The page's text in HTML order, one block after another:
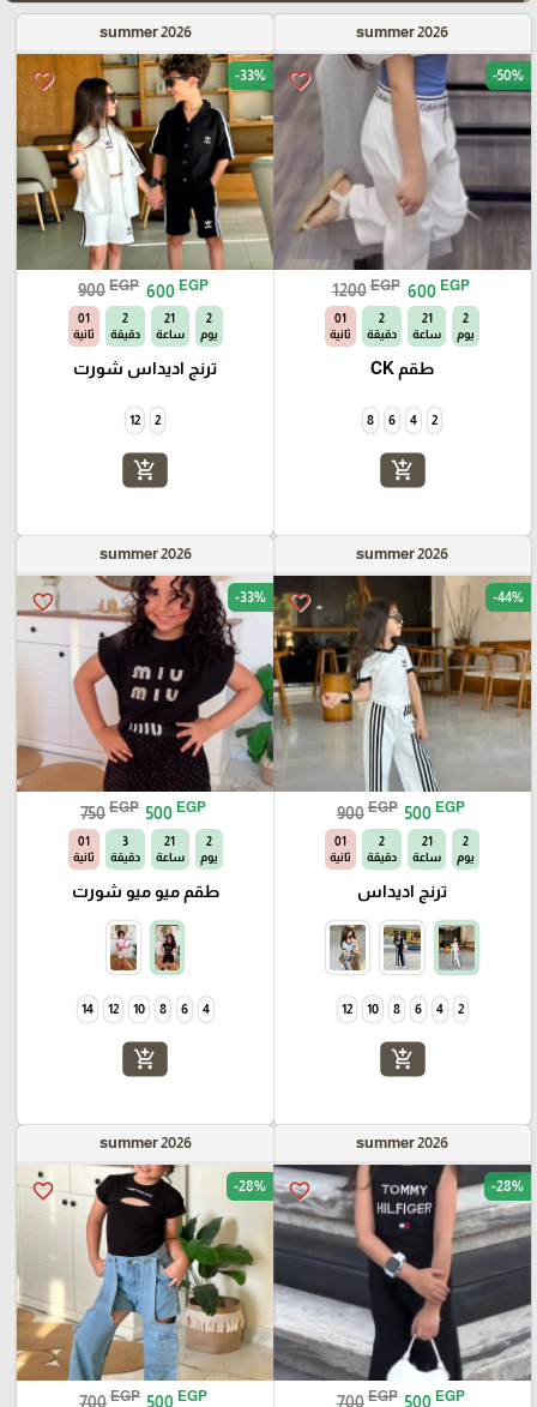
summer 2026
favorite_border -50%
1200 EGP 600 EGP
2
يوم
21
ساعة
2
دقيقة
00
ثانية
طقم CK
2
4
6
8
add_shopping_cart
summer 2026
favorite_border -33%
900 EGP 600 EGP
2
يوم
21
ساعة
2
دقيقة
00
ثانية
ترنج اديداس شورت
2
12
add_shopping_cart
summer 2026
favorite_border -44%
900 EGP 500 EGP
2
يوم
21
ساعة
2
دقيقة
00
ثانية
ترنج اديداس
2
4
6
8
10
12
add_shopping_cart
summer 2026
favorite_border -33%
750 EGP 500 EGP
2
يوم
21
ساعة
3
دقيقة
00
ثانية
طقم ميو ميو شورت
4
6
8
10
12
14
add_shopping_cart
summer 2026
favorite_border -28%
700 EGP 500 EGP
summer 2026
favorite_border -28%
700 EGP 500 EGP